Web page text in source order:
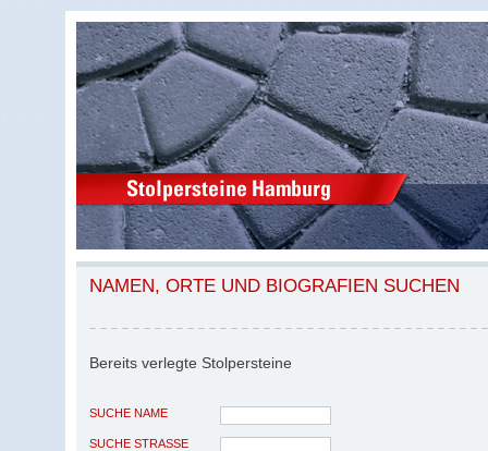
NAMEN, ORTE UND BIOGRAFIEN SUCHEN
Bereits verlegte Stolpersteine
SUCHE NAME
SUCHE STRASSE